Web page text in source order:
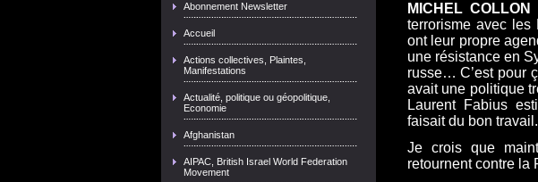
Abonnement Newsletter
Accueil
Actions collectives, Plaintes,
Manifestations
Actualité, politique ou géopolitique,
Economie
Afghanistan
AIPAC, British Israel World Federation
Movement
MICHEL COLLON
terrorisme avec les
ont leur propre
une résistance en
russe… C’est pour
avait une politique
Laurent Fabius
faisait du bon travail.
Je crois que
retournent contre la